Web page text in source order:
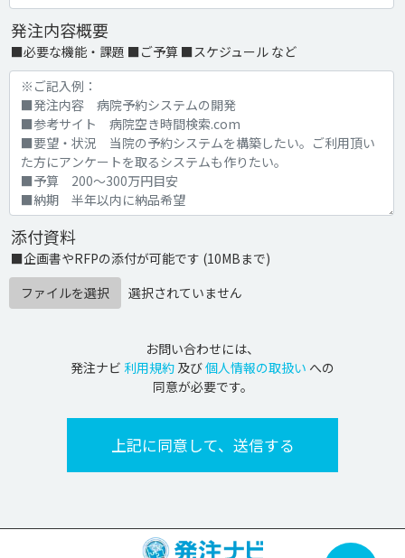
発注内容概要
■必要な機能・課題 ■ご予算 ■スケジュール など
添付資料
■企画書やRFPの添付が可能です (10MBまで)
ファイルを選択
選択されていません
お問い合わせには、
発注ナビ 利用規約 及び個人情報の取扱い への
同意が必要です。